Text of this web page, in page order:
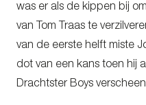
was er als de kippen bij
van Tom Traas te
van de eerste helft miste
dot van een kans toen hij
Drachtster Boys